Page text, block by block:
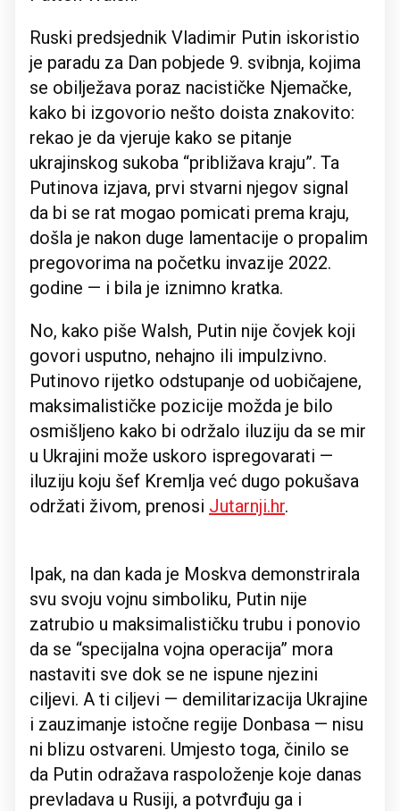
Ruski predsjednik Vladimir Putin iskoristio
je paradu za Dan pobjede 9. svibnja, kojima
se obilježava poraz nacističke Njemačke,
kako bi izgovorio nešto doista znakovito:
rekao je da vjeruje kako se pitanje
ukrajinskog sukoba “približava kraju”. Ta
Putinova izjava, prvi stvarni njegov signal
da bi se rat mogao pomicati prema kraju,
došla je nakon duge lamentacije o propalim
pregovorima na početku invazije 2022.
godine — i bila je iznimno kratka.
No, kako piše Walsh, Putin nije čovjek koji
govori usputno, nehajno ili impulzivno.
Putinovo rijetko odstupanje od uobičajene,
maksimalističke pozicije možda je bilo
osmišljeno kako bi održalo iluziju da se mir
u Ukrajini može uskoro ispregovarati —
iluziju koju šef Kremlja već dugo pokušava
održati živom, prenosi Jutarnji.hr.
Ipak, na dan kada je Moskva demonstrirala
svu svoju vojnu simboliku, Putin nije
zatrubio u maksimalističku trubu i ponovio
da se “specijalna vojna operacija” mora
nastaviti sve dok se ne ispune njezini
ciljevi. A ti ciljevi — demilitarizacija Ukrajine
i zauzimanje istočne regije Donbasa — nisu
ni blizu ostvareni. Umjesto toga, činilo se
da Putin odražava raspoloženje koje danas
prevladava u Rusiji, a potvrđuju ga i